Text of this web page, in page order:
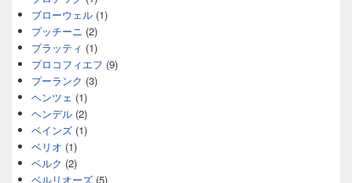
ブローウェル (1)
プッチーニ (2)
プラッティ (1)
プロコフィエフ (9)
プーランク (3)
ヘンツェ (1)
ヘンデル (2)
ベインズ (1)
ベリオ (1)
ベルク (2)
ベルリオーズ (5)